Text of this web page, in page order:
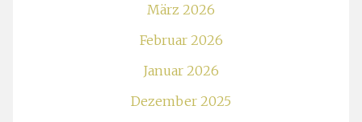
März 2026
Februar 2026
Januar 2026
Dezember 2025